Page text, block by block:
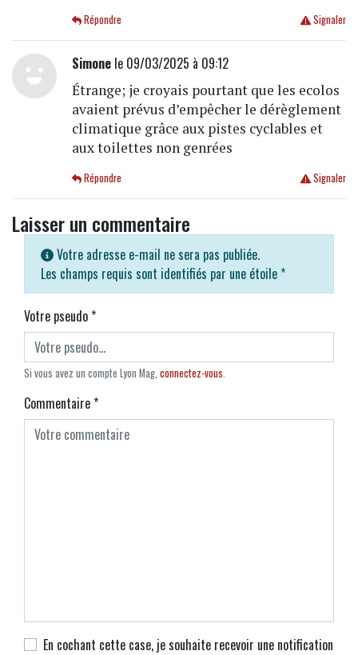
Signaler
Répondre
Simonele 09/03/2025 à 09:12
Étrange; je croyais pourtant que les ecolos
avaient prévus d’empêcher le dérèglement
climatique grâce aux pistes cyclables et
aux toilettes non genrées
Signaler
Répondre
Laisser un commentaire
Votre adresse e-mail ne sera pas publiée.
Les champs requis sont identifiés par une étoile *
Votre pseudo*
Si vous avez un compte Lyon Mag, connectez-vous.
Commentaire*
En cochant cette case, je souhaite recevoir une notification